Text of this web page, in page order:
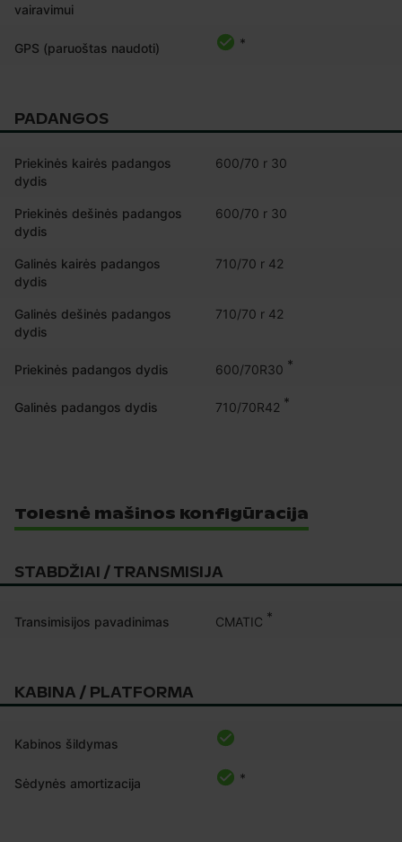
vairavimui
GPS (paruoštas naudoti) *
PADANGOS
Priekinės kairės padangos
dydis
600/70 r 30
Priekinės dešinės padangos
dydis
600/70 r 30
Galinės kairės padangos
dydis
710/70 r 42
Galinės dešinės padangos
dydis
710/70 r 42
Priekinės padangos dydis 600/70R30 *
Galinės padangos dydis 710/70R42 *
Tolesnė mašinos konfigūracija
STABDŽIAI / TRANSMISIJA
Transimisijos pavadinimas CMATIC *
KABINA / PLATFORMA
Kabinos šildymas
Sėdynės amortizacija *